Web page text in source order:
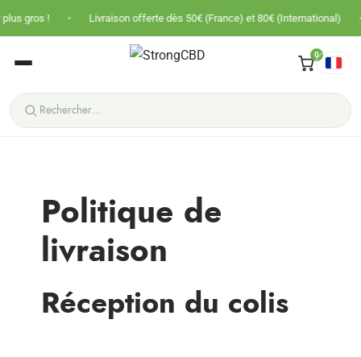
! • Livraison offerte dès 50€ (France) et 80€ (International) •
0
Politique de
livraison
Réception du colis